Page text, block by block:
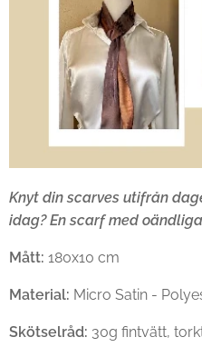
Knyt din scarves utifrån
idag? En scarf med
Mått: 180x10 cm
Material: Micro Satin -
Skötselråd: 30g fintvätt,